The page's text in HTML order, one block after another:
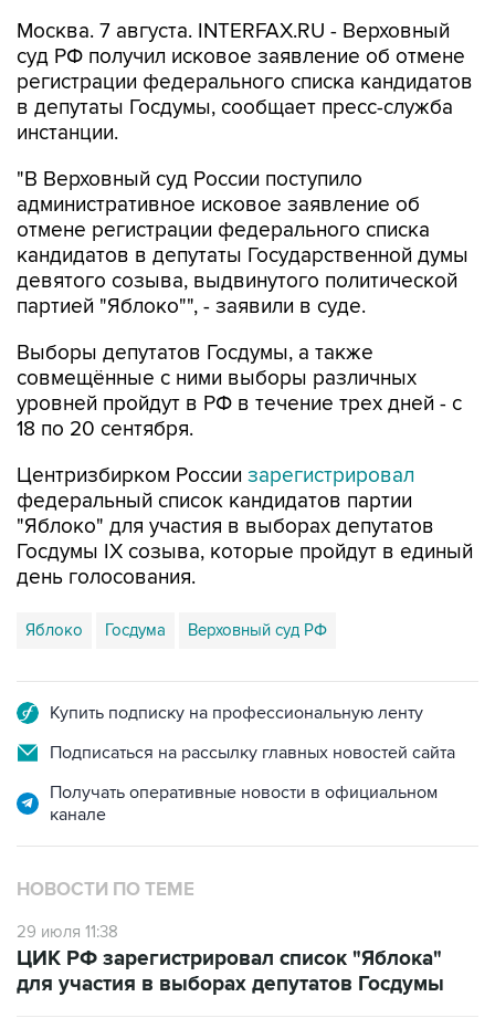
Москва. 7 августа. INTERFAX.RU - Верховный
суд РФ получил исковое заявление об отмене
регистрации федерального списка кандидатов
в депутаты Госдумы, сообщает пресс-служба
инстанции.
"В Верховный суд России поступило
административное исковое заявление об
отмене регистрации федерального списка
кандидатов в депутаты Государственной думы
девятого созыва, выдвинутого политической
партией "Яблоко"", - заявили в суде.
Выборы депутатов Госдумы, а также
совмещённые с ними выборы различных
уровней пройдут в РФ в течение трех дней - с
18 по 20 сентября.
Центризбирком России зарегистрировал
федеральный список кандидатов партии
"Яблоко" для участия в выборах депутатов
Госдумы IX созыва, которые пройдут в единый
день голосования.
Яблоко Госдума Верховный суд РФ
Купить подписку на профессиональную ленту
Подписаться на рассылку главных новостей сайта
Получать оперативные новости в официальном
канале
НОВОСТИ ПО ТЕМЕ
29 июля 11:38
ЦИК РФ зарегистрировал список "Яблока"
для участия в выборах депутатов Госдумы